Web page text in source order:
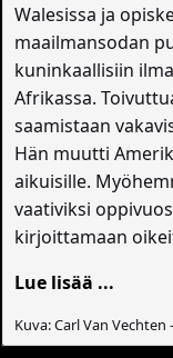
Walesissa ja
maailmansodan
kuninkaallisiin
Afrikassa.
saamistaan
Hän muutti
aikuisille.
vaativiksi
kirjoittamaan
Lue lisää ...
Kuva: Carl Van